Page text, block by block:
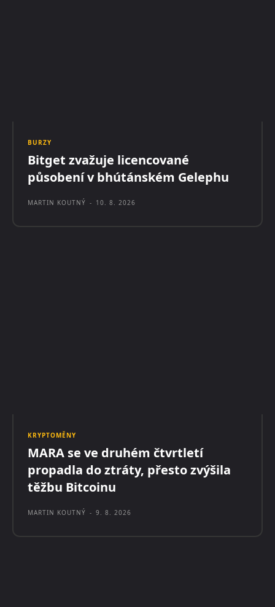
BURZY
Bitget zvažuje licencované
působení v bhútánském Gelephu
MARTIN KOUTNÝ - 10. 8. 2026
KRYPTOMĚNY
MARA se ve druhém čtvrtletí
propadla do ztráty, přesto zvýšila
těžbu Bitcoinu
MARTIN KOUTNÝ - 9. 8. 2026